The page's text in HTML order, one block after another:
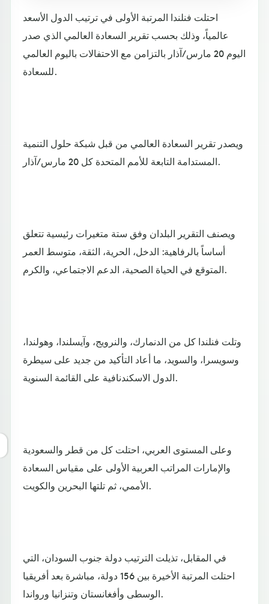
احتلت فنلندا المرتبة الأولى في ترتيب الدول الأسعد
عالمياً، وذلك بحسب تقرير السعادة العالمي الذي صدر
اليوم 20 مارس/آذار بالتزامن مع الاحتفالات باليوم العالمي
للسعادة.
ويصدر تقرير السعادة العالمي من قبل شبكة حلول التنمية
المستدامة التابعة للأمم المتحدة كل 20 مارس/آذار.
ويصنف التقرير البلدان وفق ستة متغيرات رئيسية تتعلق
أساساً بالرفاهية: الدخل، الحرية، الثقة، متوسط العمر
المتوقع في الحياة الصحية، الدعم الاجتماعي، والكرم.
وتلت فنلندا كل من الدنمارك، والنرويج، وآيسلندا، وهولندا،
وسويسرا، والسويد، ما أعاد التأكيد من جديد على سيطرة
الدول الاسكندنافية على القائمة السنوية.
وعلى المستوى العربي، احتلت كل من قطر والسعودية
والإمارات المراتب العربية الأولى على مقياس السعادة
الأممي، ثم تلتها البحرين والكويت.
في المقابل، تذيلت الترتيب دولة جنوب السودان، التي
احتلت المرتبة الأخيرة بين 156 دولة، مباشرة بعد أفريقيا
الوسطى وأفغانستان وتنزانيا ورواندا.